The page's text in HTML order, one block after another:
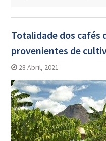
Totalidade dos cafés
provenientes de
28 Abril, 2021